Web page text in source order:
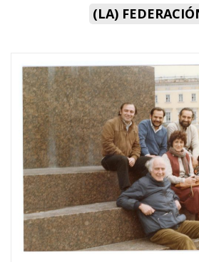
(LA)